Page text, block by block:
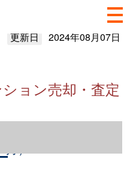
更新日 2024年08月07日
ョン売却・査定